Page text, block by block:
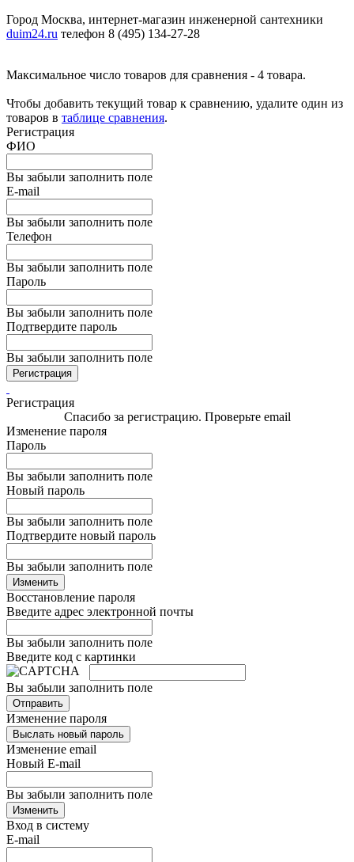
Город Москва, интернет-магазин инженерной сантехники
duim24.ru телефон 8 (495) 134-27-28
Максимальное число товаров для сравнения - 4 товара.
Чтобы добавить текущий товар к сравнению, удалите один из
товаров в таблице сравнения.
Регистрация
ФИО
Вы забыли заполнить поле
E-mail
Вы забыли заполнить поле
Телефон
Вы забыли заполнить поле
Пароль
Вы забыли заполнить поле
Подтвердите пароль
Вы забыли заполнить поле
Регистрация
Регистрация
Спасибо за регистрацию. Проверьте email
Изменение пароля
Пароль
Вы забыли заполнить поле
Новый пароль
Вы забыли заполнить поле
Подтвердите новый пароль
Вы забыли заполнить поле
Изменить
Восстановление пароля
Введите адрес электронной почты
Вы забыли заполнить поле
Введите код с картинки
Вы забыли заполнить поле
Отправить
Изменение пароля
Выслать новый пароль
Изменение email
Новый E-mail
Вы забыли заполнить поле
Изменить
Вход в систему
E-mail